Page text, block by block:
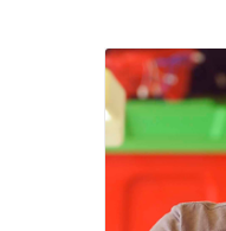
Cómo
es
el
innovador
dispositivo